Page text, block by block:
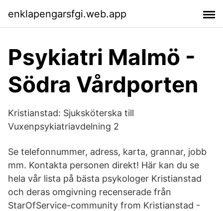
enklapengarsfgi.web.app
Psykiatri Malmö -
Södra Vårdporten
Kristianstad: Sjuksköterska till
Vuxenpsykiatriavdelning 2
Se telefonnummer, adress, karta, grannar, jobb
mm. Kontakta personen direkt! Här kan du se
hela vår lista på bästa psykologer Kristianstad
och deras omgivning recenserade från
StarOfService-community from Kristianstad -